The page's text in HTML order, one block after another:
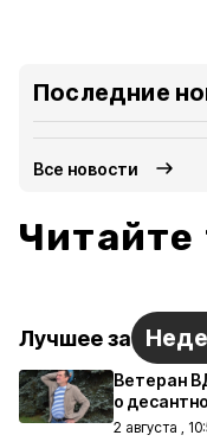
Последние
Все новости
Лучшее за
Ветеран
о
2 августа ,